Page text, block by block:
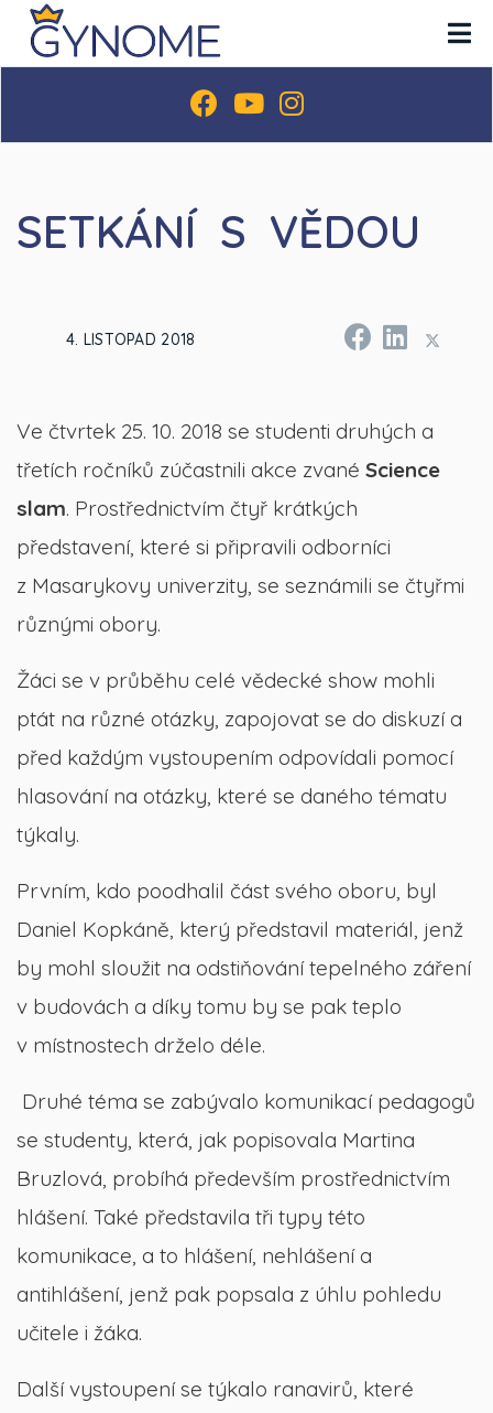
SETKÁNÍ S VĚDOU
4. LISTOPAD 2018
Ve čtvrtek 25. 10. 2018 se studenti druhých a
třetích ročníků zúčastnili akce zvané Science
slam. Prostřednictvím čtyř krátkých
představení, které si připravili odborníci
z Masarykovy univerzity, se seznámili se čtyřmi
různými obory.
Žáci se v průběhu celé vědecké show mohli
ptát na různé otázky, zapojovat se do diskuzí a
před každým vystoupením odpovídali pomocí
hlasování na otázky, které se daného tématu
týkaly.
Prvním, kdo poodhalil část svého oboru, byl
Daniel Kopkáně, který představil materiál, jenž
by mohl sloužit na odstiňování tepelného záření
v budovách a díky tomu by se pak teplo
v místnostech drželo déle.
Druhé téma se zabývalo komunikací pedagogů
se studenty, která, jak popisovala Martina
Bruzlová, probíhá především prostřednictvím
hlášení. Také představila tři typy této
komunikace, a to hlášení, nehlášení a
antihlášení, jenž pak popsala z úhlu pohledu
učitele i žáka.
Další vystoupení se týkalo ranavirů, které